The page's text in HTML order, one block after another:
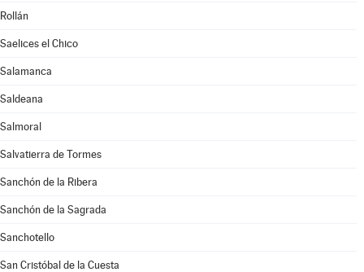
Rollán
Saelices el Chico
Salamanca
Saldeana
Salmoral
Salvatierra de Tormes
Sanchón de la Ribera
Sanchón de la Sagrada
Sanchotello
San Cristóbal de la Cuesta